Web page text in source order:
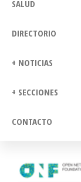
SALUD
DIRECTORIO
+ NOTICIAS
+ SECCIONES
CONTACTO